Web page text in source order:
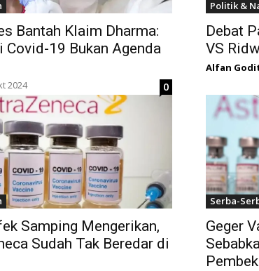
Bantah Klaim Dharma:
Covid-19 Bukan Agenda
2024 0
Politik &
Debat
VS
Alfan
Samping Mengerikan,
Sudah Tak Beredar di
Serba-
Geger